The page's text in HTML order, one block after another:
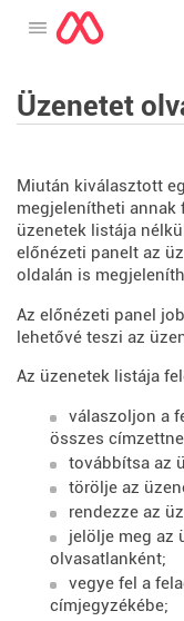
Nyissa meg a menüt
Üzenetet
Miután kiválasztott
megjelenítheti annak
üzenetek listája
előnézeti panelt az
oldalán is
Az előnézeti panel
lehetővé teszi az
Az üzenetek listája
válaszoljon a
összes
továbbítsa az
törölje az
rendezze az
jelölje meg az
olvasatlanként;
vegye fel a
címjegyzékébe;